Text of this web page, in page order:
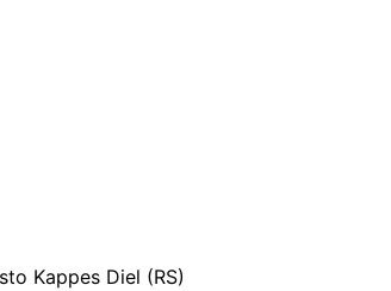
Kappes Diel (RS)